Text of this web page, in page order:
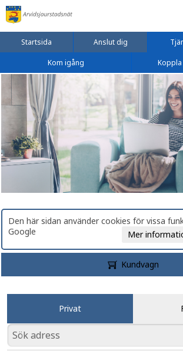
Startsida Anslut dig
Kom igång
Den här sidan använder cookies för vissa
Google
Mer
Kundvagn
Privat